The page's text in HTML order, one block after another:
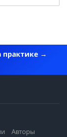
практике
Авторы